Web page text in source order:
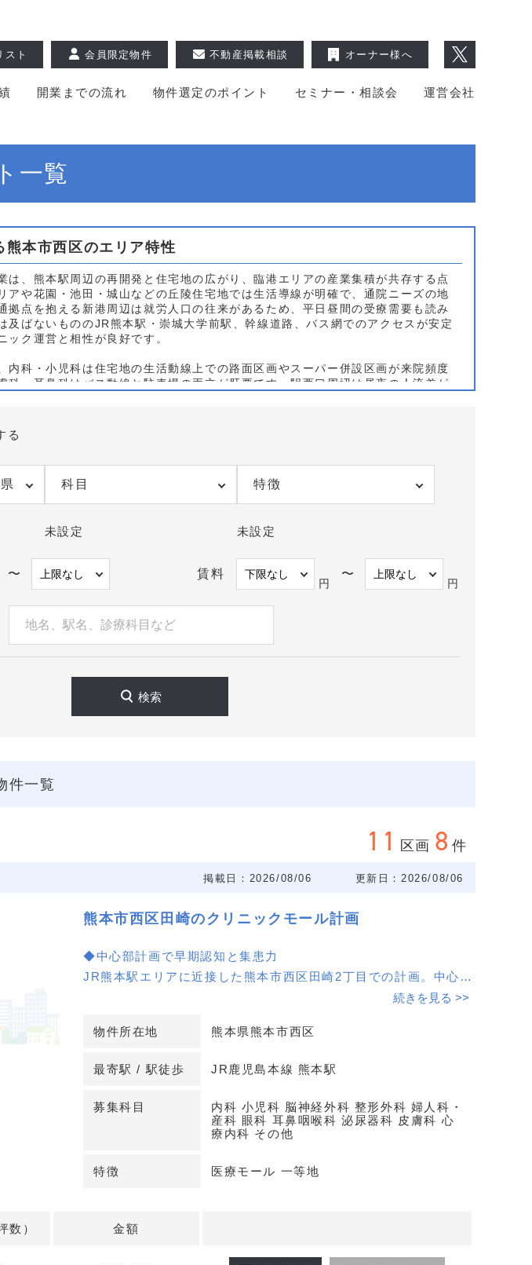
開業までの流れ 物件選定のポイント セミナー・相談会 運営会社
スト 会員限定物件 不動産掲載相談 オーナー様へ
一覧
熊本市西区のエリア特性
は、熊本駅周辺の再開発と住宅地の広がり、臨港エリアの産業集積が共存する点
アや花園・池田・城山などの丘陵住宅地では生活導線が明確で、通院ニーズの地
拠点を抱える新港周辺は就労人口の往来があるため、平日昼間の受療需要も読み
及ばないもののJR熊本駅・崇城大学前駅、幹線道路、バス網でのアクセスが安定
ック運営と相性が良好です。
内科・小児科は住宅地の生活動線上での路面区画やスーパー併設区画が来院頻度
科・耳鼻科はバス動線と駐車場の両立が肝要です。駅西口周辺は昼夜の人流差が
を物件比較に組み込むと実務的です。
読みやすく、単独路面は自由度が高い分だけ開院前の導線設計と近隣連携の計画
開発予定地の情報も個別にご提示可能です。熊本市西区でのクリニック物件の詳
る
科目
未設定
特徴
未設定
〜 賃料
円
〜
円
検索
件一覧
11 区画 8 件
掲載日：2026/08/06 更新日：2026/08/06
熊本市西区田崎のクリニックモール計画
◆中心部計画で早期認知と集患力
JR熊本駅エリアに近接した熊本市西区田崎2丁目での計画。中心部
で昼間人口も多く、イオンタウンやゆめマートが並ぶ通り沿いのた
力の醸成につなげやすい立地です。
◆病診連携に適した周辺医療環境
近隣には機関病院が所在しており、紹介や逆紹介など病診連携を見
据えた診療体制の構築に適しています。救急・専門医療へのアクセ
ス面でも連携導線を意識した計画が取りやすく、地域医療への貢献
複合施設内のクリニックモール計画で、区画は希望の広さに応じた
続きを見る >>
物件所在地 熊本県熊本市西区
最寄駅 / 駅徒歩 JR鹿児島本線 熊本駅
募集科目
内科 小児科 脳神経外科 整形外科 婦人科・
産科 眼科 耳鼻咽喉科 泌尿器科 皮膚科 心
療内科 その他
特徴 医療モール 一等地
数） 金額